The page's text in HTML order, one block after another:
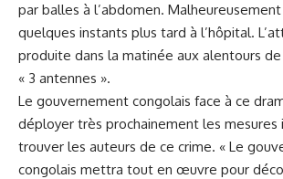
par balles à l’abdomen.
quelques instants plus tard à l’hôpital.
produite dans la matinée aux alentours de
« 3 antennes ».
Le gouvernement congolais face à ce
déployer très prochainement les mesures
trouver les auteurs de ce crime. « Le
congolais mettra tout en œuvre pour